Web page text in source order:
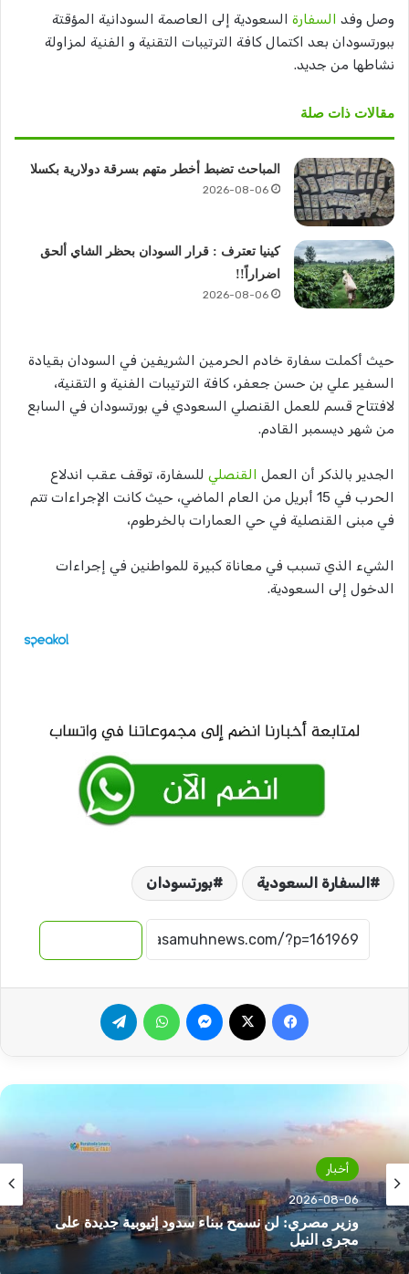
وصل وفد السفارة السعودية إلى العاصمة السودانية المؤقتة
ببورتسودان بعد اكتمال كافة الترتيبات التقنية و الفنية لمزاولة
نشاطها من جديد.
مقالات ذات صلة
المباحث تضبط أخطر متهم بسرقة دولارية بكسلا
2026-08-06
كينيا تعترف : قرار السودان بحظر الشاي ألحق
اضراراً!!
2026-08-06
حيث أكملت سفارة خادم الحرمين الشريفين في السودان بقيادة
السفير علي بن حسن جعفر، كافة الترتيبات الفنية و التقنية،
لافتتاح قسم للعمل القنصلي السعودي في بورتسودان في السابع
من شهر ديسمبر القادم.
الجدير بالذكر أن العمل القنصلي للسفارة، توقف عقب اندلاع
الحرب في 15 أبريل من العام الماضي، حيث كانت الإجراءات تتم
في مبنى القنصلية في حي العمارات بالخرطوم،
الشيء الذي تسبب في معاناة كبيرة للمواطنين في إجراءات
الدخول إلى السعودية.
السفارة السعودية بورتسودان
فيسبوك ماسنجر واتساب
أخبار
2026-08-06
أخبار
2026-08-06